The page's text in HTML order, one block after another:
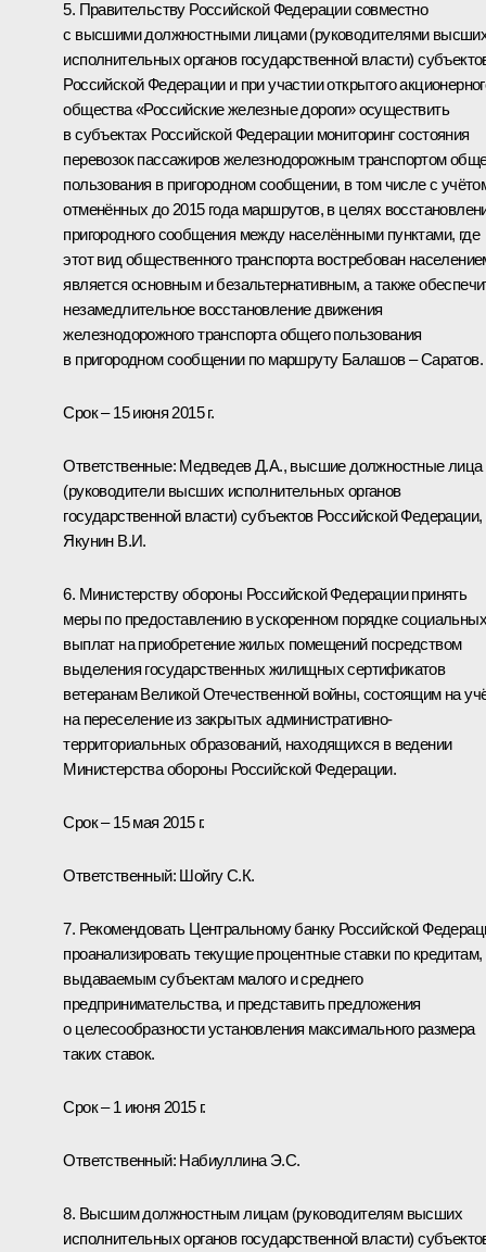
5. Правительству Российской Федерации совместно
с высшими должностными лицами (руководителями
исполнительных органов государственной власти)
Российской Федерации и при участии открытого
общества «Российские железные дороги» осуществить
в субъектах Российской Федерации мониторинг состояния
перевозок пассажиров железнодорожным транспортом
пользования в пригородном сообщении, в том числе с
отменённых до 2015 года маршрутов, в целях
пригородного сообщения между населёнными пунктами, где
этот вид общественного транспорта востребован
является основным и безальтернативным, а также
незамедлительное восстановление движения
железнодорожного транспорта общего пользования
в пригородном сообщении по маршруту Балашов – Саратов.
Срок – 15 июня 2015 г.
Ответственные: Медведев Д.А., высшие должностные лица
(руководители высших исполнительных органов
государственной власти) субъектов Российской Федерации,
Якунин В.И.
6. Министерству обороны Российской Федерации принять
меры по предоставлению в ускоренном порядке социальных
выплат на приобретение жилых помещений посредством
выделения государственных жилищных сертификатов
ветеранам Великой Отечественной войны, состоящим на
на переселение из закрытых административно-
территориальных образований, находящихся в ведении
Министерства обороны Российской Федерации.
Срок – 15 мая 2015 г.
Ответственный: Шойгу С.К.
7. Рекомендовать Центральному банку Российской
проанализировать текущие процентные ставки по кредитам,
выдаваемым субъектам малого и среднего
предпринимательства, и представить предложения
о целесообразности установления максимального размера
таких ставок.
Срок – 1 июня 2015 г.
Ответственный: Набиуллина Э.С.
8. Высшим должностным лицам (руководителям высших
исполнительных органов государственной власти)